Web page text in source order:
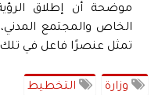
موضحة أن إطلاق
الخاص والمجتمع
تمثل عنصرًا فاعل في
وزارة التخطيط